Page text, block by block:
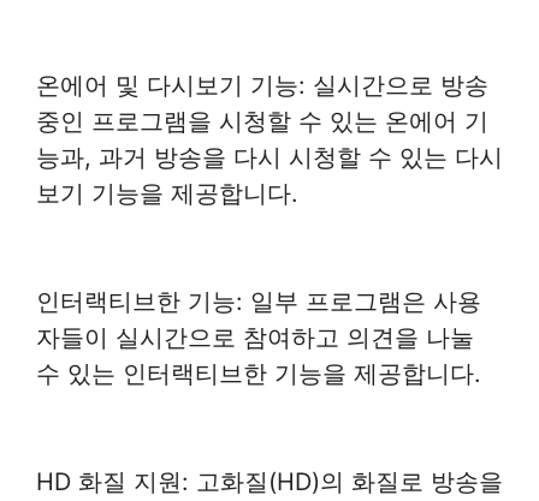
온에어 및 다시보기 기능: 실시간으로 방송
중인 프로그램을 시청할 수 있는 온에어 기
능과, 과거 방송을 다시 시청할 수 있는 다시
보기 기능을 제공합니다.
인터랙티브한 기능: 일부 프로그램은 사용
자들이 실시간으로 참여하고 의견을 나눌
수 있는 인터랙티브한 기능을 제공합니다.
HD 화질 지원: 고화질(HD)의 화질로 방송을